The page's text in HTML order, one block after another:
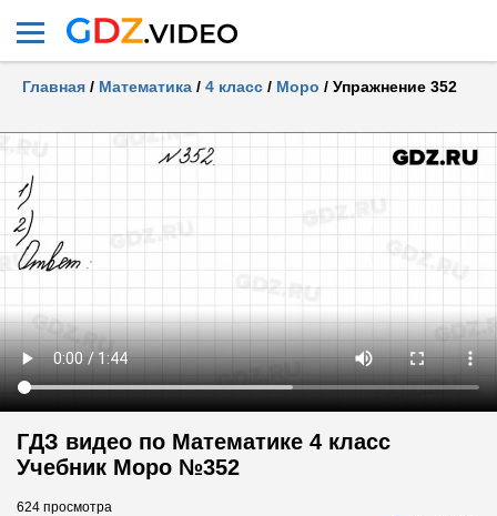
Главная / Математика / 4 класс / Моро / Упражнение 352
ГДЗ видео по Математике 4 класс
Учебник Моро №352
624 просмотра